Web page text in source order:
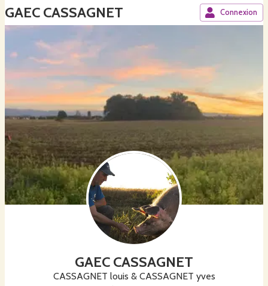
GAEC CASSAGNET Connexion
GAEC CASSAGNET
CASSAGNET louis & CASSAGNET yves